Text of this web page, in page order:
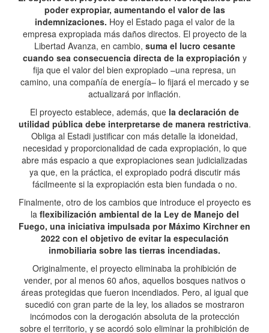
poder expropiar, aumentando el valor de las
indemnizaciones. Hoy el Estado paga el valor de la
empresa expropiada más daños directos. El proyecto de la
Libertad Avanza, en cambio, suma el lucro cesante
cuando sea consecuencia directa de la expropiación y
fija que el valor del bien expropiado –una represa, un
camino, una compañía de energía– lo fijará el mercado y se
actualizará por inflación.
El proyecto establece, además, que la declaración de
utilidad pública debe interpretarse de manera restrictiva.
Obliga al Estadi justificar con más detalle la idoneidad,
necesidad y proporcionalidad de cada expropiación, lo que
abre más espacio a que expropiaciones sean judicializadas
ya que, en la práctica, el expropiado podrá discutir más
fácilmeente si la expropiación esta bien fundada o no.
Finalmente, otro de los cambios que introduce el proyecto es
la flexibilización ambiental de la Ley de Manejo del
Fuego, una iniciativa impulsada por Máximo Kirchner en
2022 con el objetivo de evitar la especulación
inmobiliaria sobre las tierras incendiadas.
Originalmente, el proyecto eliminaba la prohibición de
vender, por al menos 60 años, aquellos bosques nativos o
áreas protegidas que fueron incendiados. Pero, al igual que
sucedió con gran parte de la ley, los aliados se mostraron
incómodos con la derogación absoluta de la protección
sobre el territorio, y se acordó solo eliminar la prohibición de